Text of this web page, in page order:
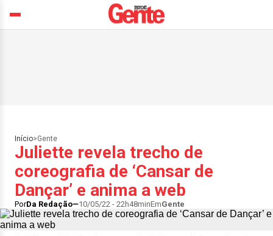
Início>Gente
Juliette revela trecho de
coreografia de ‘Cansar de
Dançar’ e anima a web
PorDa Redação 10/05/22 - 22h48minEmGente